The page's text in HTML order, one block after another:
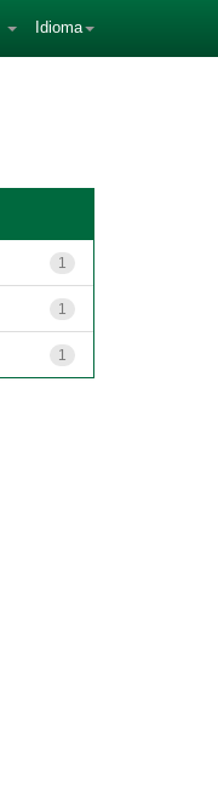
Idioma
1
1
1